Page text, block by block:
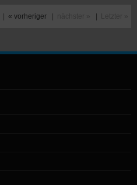
« vorheriger